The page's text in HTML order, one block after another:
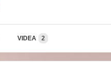
VIDEA 2